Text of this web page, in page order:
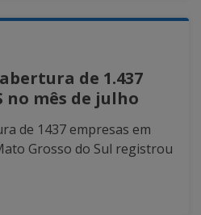
de 1.437
no mês de julho
de 1437 empresas em
Grosso do Sul registrou